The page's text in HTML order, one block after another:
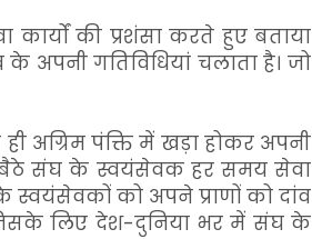
की प्रशंसा करते हुए बताया
अपनी गतिविधियां चलाता है। जो
अग्रिम पंक्ति में खड़ा होकर अपनी
बैठे संघ के स्वयंसेवक हर समय सेवा
स्वयंसेवकों को अपने प्राणों को दांव
लिए देश-दुनिया भर में संघ के